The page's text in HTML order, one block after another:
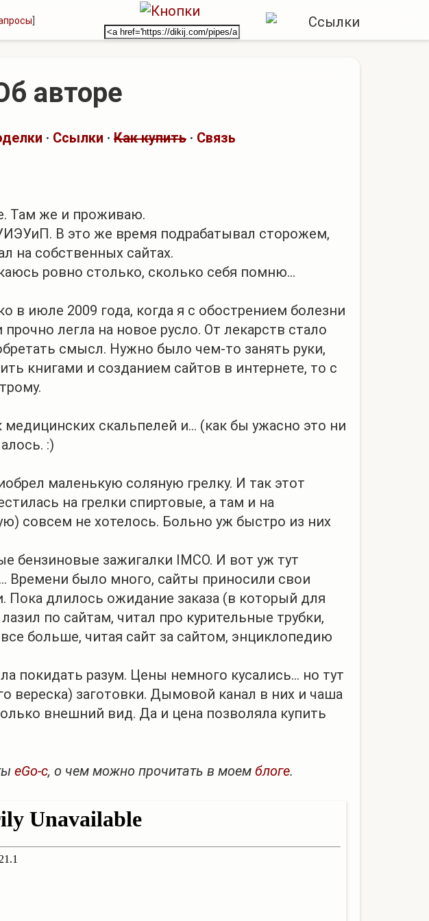
авторе
· Ссылки · Как купить· Связь
Там же и проживаю.
В это же время подрабатывал сторожем,
на собственных сайтах.
ровно столько, сколько себя помню...
в июле 2009 года, когда я с обострением болезни
легла на новое русло. От лекарств стало
смысл. Нужно было чем-то занять руки,
книгами и созданием сайтов в интернете, то с
скальпелей и... (как бы ужасно это ни
:)
маленькую соляную грелку. И так этот
на грелки спиртовые, а там и на
совсем не хотелось. Больно уж быстро из них
бензиновые зажигалки IMCO. И вот уж тут
Времени было много, сайты приносили свои
Пока длилось ожидание заказа (в который для
по сайтам, читал про курительные трубки,
больше, читая сайт за сайтом, энциклопедию
разум. Цены немного кусались... но тут
вереска) заготовки. Дымовой канал в них и чаша
внешний вид. Да и цена позволяла купить
eGo-c, о чем можно прочитать в моем блоге.